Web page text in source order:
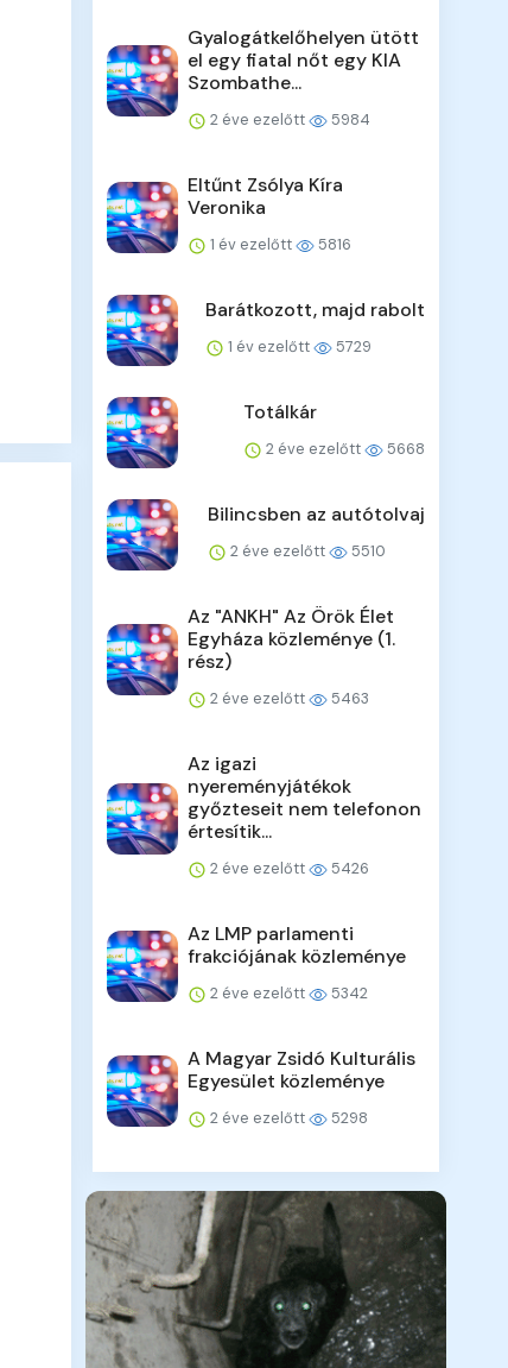
Gyalogátkelőhelyen ütött
el egy fiatal nőt egy KIA
Szombathe...
2 éve ezelőtt 5984
Eltűnt Zsólya Kíra
Veronika
1 év ezelőtt 5816
Barátkozott, majd rabolt
1 év ezelőtt 5729
Totálkár
2 éve ezelőtt 5668
Bilincsben az autótolvaj
2 éve ezelőtt 5510
Az "ANKH" Az Örök Élet
Egyháza közleménye (1.
rész)
2 éve ezelőtt 5463
Az igazi
nyereményjátékok
győzteseit nem telefonon
értesítik...
2 éve ezelőtt 5426
Az LMP parlamenti
frakciójának közleménye
2 éve ezelőtt 5342
A Magyar Zsidó Kulturális
Egyesület közleménye
2 éve ezelőtt 5298